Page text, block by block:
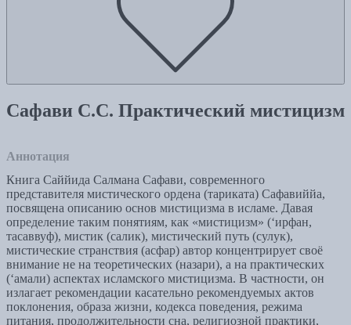
Сафави С.С. Практический мистицизм
Аннотация
Книга Cаййида Салмана Сафави, современного
представителя мистического ордена (тариката) Сафавиййа,
посвящена описанию основ мистицизма в исламе. Давая
определение таким понятиям, как «мистицизм» (‘ирфан,
тасаввуф), мистик (салик), мистический путь (сулук),
мистические странствия (асфар) автор концентрирует своё
внимание не на теоретических (назари), а на практических
(‘амали) аспектах исламского мистицизма. В частности, он
излагает рекомендации касательно рекомендуемых актов
поклонения, образа жизни, кодекса поведения, режима
питания, продолжительности сна, религиозной практики,